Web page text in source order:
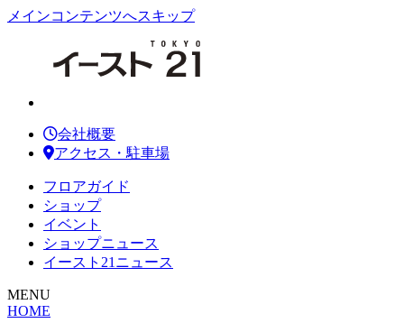
メインコンテンツへスキップ
会社概要
アクセス・駐車場
フロアガイド
ショップ
イベント
ショップニュース
イースト21ニュース
MENU
HOME